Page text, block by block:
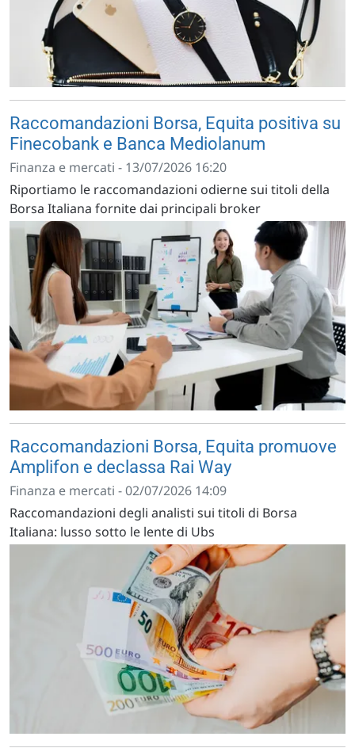
Raccomandazioni Borsa, Equita positiva su
Finecobank e Banca Mediolanum
Finanza e mercati - 13/07/2026 16:20
Riportiamo le raccomandazioni odierne sui titoli della
Borsa Italiana fornite dai principali broker
Raccomandazioni Borsa, Equita promuove
Amplifon e declassa Rai Way
Finanza e mercati - 02/07/2026 14:09
Raccomandazioni degli analisti sui titoli di Borsa
Italiana: lusso sotto le lente di Ubs